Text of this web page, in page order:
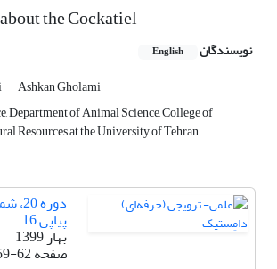
the Cockatiel
نویسندگان English
Ashkan Gholami
Department of Animal Science, College of
Resources at the University of Tehran
پیاپی 16
بهار 1399
صفحه62